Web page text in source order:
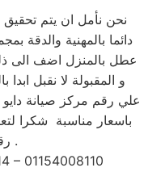
نحن نأمل ان يتم تحقيق
دائما بالمهنية والدقة
عطل بالمنزل اضف الى
و المقبولة لا نقبل
علي رقم مركز صيانة
باسعار مناسبة شكرا
رقم خدمة العملاء .
– 01154008110